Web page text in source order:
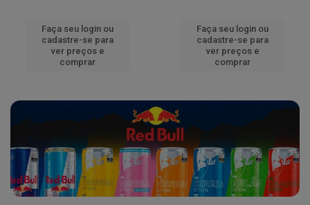
Faça seu login ou
cadastre-se para
ver preços e
comprar
Faça seu login ou
cadastre-se para
ver preços e
comprar